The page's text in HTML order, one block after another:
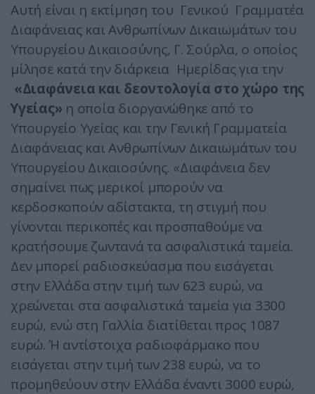
Αυτή είναι η εκτίμηση του Γενικού Γραμματέα
Διαφάνειας και Ανθρωπίνων Δικαιωμάτων του
Υπουργείου Δικαιοσύνης, Γ. Σούρλα, ο οποίος
μίλησε κατά την διάρκεια Ημερίδας για την
«Διαφάνεια και δεοντολογία στο χώρο της
Υγείας» η οποία διοργανώθηκε από το
Υπουργείο Υγείας και την Γενική Γραμματεία
Διαφάνειας και Ανθρωπίνων Δικαιωμάτων του
Υπουργείου Δικαιοσύνης. «Διαφάνεια δεν
σημαίνει πως μερικοί μπορούν να
κερδοσκοπούν αδίστακτα, τη στιγμή που
γίνονται περικοπές και προσπαθούμε να
κρατήσουμε ζωντανά τα ασφαλιστικά ταμεία.
Δεν μπορεί ραδιοσκεύασμα που εισάγεται
στην Ελλάδα στην τιμή των 623 ευρώ, να
χρεώνεται στα ασφαλιστικά ταμεία για 3300
ευρώ, ενώ στη Γαλλία διατίθεται προς 1087
ευρώ. Ή αντίστοιχα ραδιοφάρμακο που
εισάγεται στην τιμή των 238 ευρώ, να το
προμηθεύουν στην Ελλάδα έναντι 3000 ευρώ,